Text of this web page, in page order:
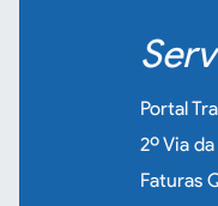
Portal
2º Via
Faturas